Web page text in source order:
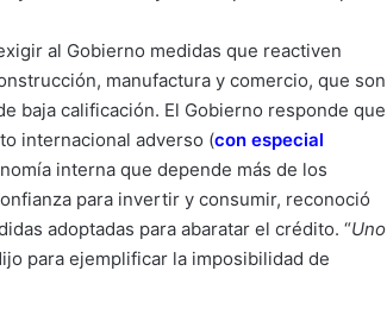
al Gobierno medidas que reactiven
manufactura y comercio, que son
baja calificación. El Gobierno responde que
internacional adverso (con especial
interna que depende más de los
para invertir y consumir, reconoció
adoptadas para abaratar el crédito. “Uno
para ejemplificar la imposibilidad de